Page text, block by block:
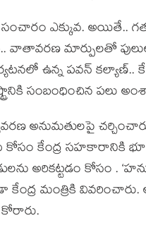
ఎక్కువ‌. అయితే..
వాతావ‌ర‌ణ మార్పుల‌తో
ఉన్న ప‌వ‌న్ క‌ల్యాణ్‌..
సంబంధించిన ప‌లు
అనుమతులపై
కోసం కేంద్ర సహకారానికి
అరికట్టడం కోసం .
మంత్రికి
కోరారు.